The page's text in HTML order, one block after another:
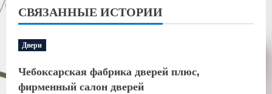
СВЯЗАННЫЕ ИСТОРИИ
Двери
Чебоксарская фабрика дверей плюс,
фирменный салон дверей